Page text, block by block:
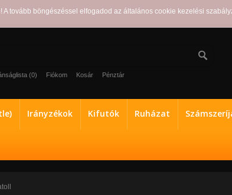
(0) Fiókom Kosár Pénztár
Irányzékok Kifutók Ruházat
tovább böngészéssel elfogadod az általános cookie kezelési